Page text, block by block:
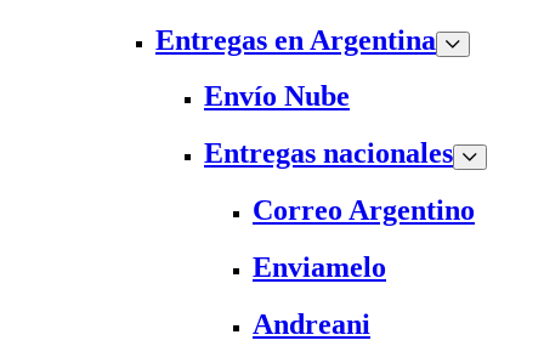
Entregas en Argentina
Envío Nube
Entregas nacionales
Correo Argentino
Enviamelo
Andreani